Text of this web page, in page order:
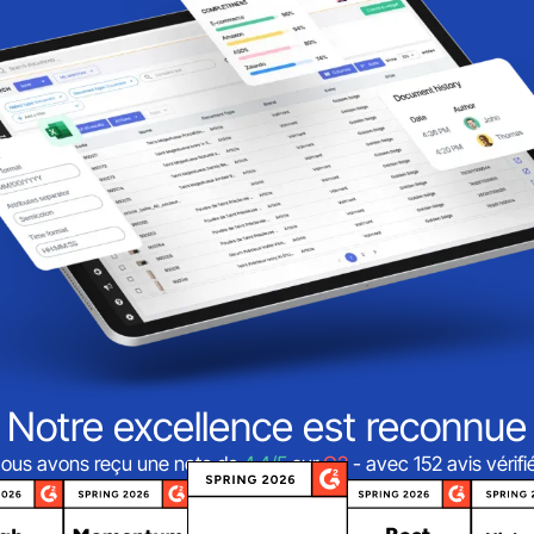
Notre excellence est reconnue
avons reçu une note de4,4/5surG2- avec 152 avis